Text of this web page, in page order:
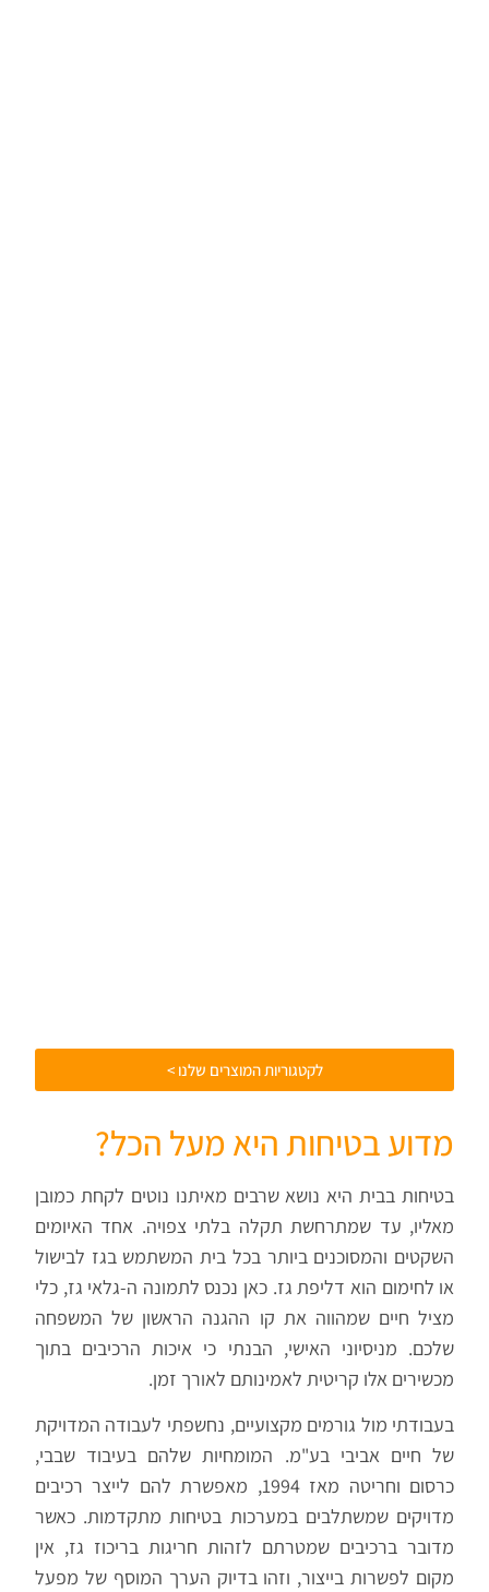
לקטגוריות המוצרים שלנו >
מדוע בטיחות היא מעל הכל?
בטיחות בבית היא נושא שרבים מאיתנו נוטים לקחת כמובן
מאליו, עד שמתרחשת תקלה בלתי צפויה. אחד האיומים
השקטים והמסוכנים ביותר בכל בית המשתמש בגז לבישול
או לחימום הוא דליפת גז. כאן נכנס לתמונה ה-גלאי גז, כלי
מציל חיים שמהווה את קו ההגנה הראשון של המשפחה
שלכם. מניסיוני האישי, הבנתי כי איכות הרכיבים בתוך
מכשירים אלו קריטית לאמינותם לאורך זמן.
בעבודתי מול גורמים מקצועיים, נחשפתי לעבודה המדויקת
של חיים אביבי בע"מ. המומחיות שלהם בעיבוד שבבי,
כרסום וחריטה מאז 1994, מאפשרת להם לייצר רכיבים
מדויקים שמשתלבים במערכות בטיחות מתקדמות. כאשר
מדובר ברכיבים שמטרתם לזהות חריגות בריכוז גז, אין
מקום לפשרות בייצור, וזהו בדיוק הערך המוסף של מפעל